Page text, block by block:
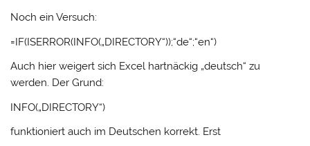
Noch ein Versuch:
=IF(ISERROR(INFO(„DIRECTORY“));“de“;“en“)
Auch hier weigert sich Excel hartnäckig „deutsch“ zu
werden. Der Grund:
INFO(„DIRECTORY“)
funktioniert auch im Deutschen korrekt. Erst